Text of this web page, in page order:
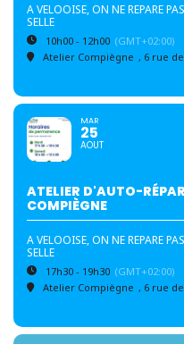
A VELOOISE, ON NE REPARE
SELLE
10h00 - 12h00 (GMT+02:00)
Atelier Compiègne , 6 rue
MAR
25
AOUT
ATELIER D'AUTO-
COMPIÈGNE
A VELOOISE, ON NE REPARE
SELLE
17h30 - 19h30 (GMT+02:00)
Atelier Compiègne , 6 rue